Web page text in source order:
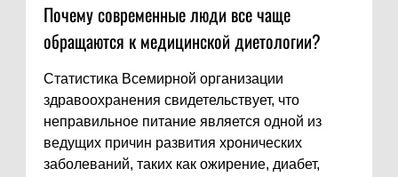
Почему современные люди все чаще
обращаются к медицинской диетологии?
Статистика Всемирной организации
здравоохранения свидетельствует, что
неправильное питание является одной из
ведущих причин развития хронических
заболеваний, таких как ожирение, диабет,